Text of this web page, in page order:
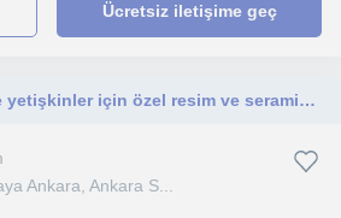
Ücretsiz iletişime geç
Ankara'da çocuklar ve yetişkinler için özel resim ve seramik eğtimi 2 yıllık deneyim.
Ankara, Ankara S...